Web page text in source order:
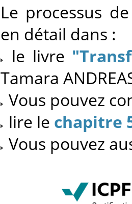
Le processus
en détail dans :
le livre
Tamara
Vous pouvez
lire le chapitre
Vous pouvez